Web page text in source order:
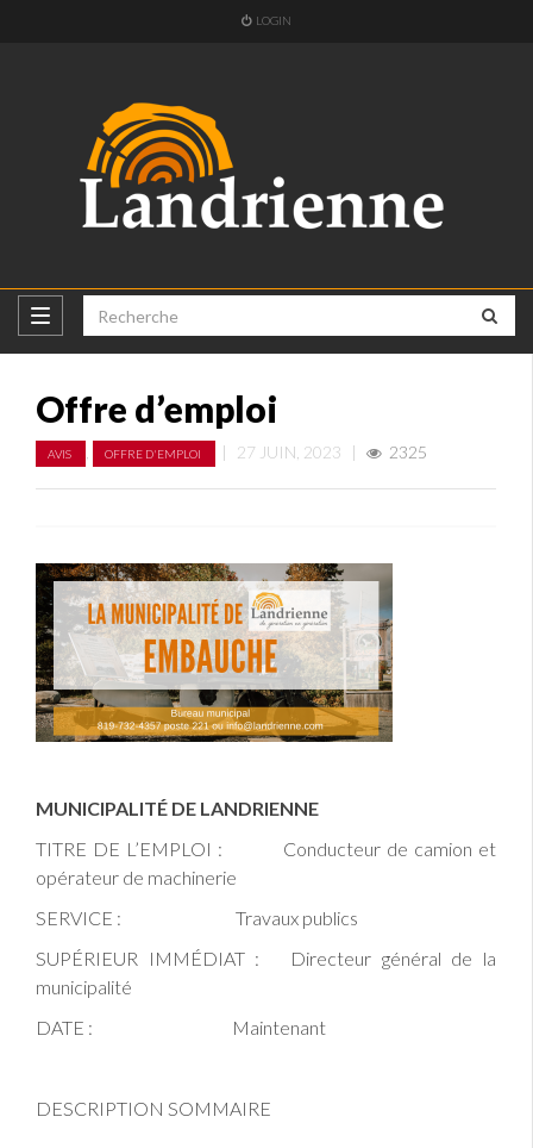
LOGIN
Offre d’emploi
AVIS OFFRE D'EMPLOI | 27 JUIN, 2023 | 2325
MUNICIPALITÉ DE LANDRIENNE
TITRE DE L’EMPLOI : Conducteur de camion et
opérateur de machinerie
SERVICE : Travaux publics
SUPÉRIEUR IMMÉDIAT : Directeur général de la
municipalité
DATE : Maintenant
DESCRIPTION SOMMAIRE